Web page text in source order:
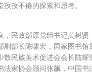
孜不倦的探索和思考。
，民政部原党组书记黄树
副部长陈啸宏，国家图书
数民族美术促进会会长陆
法家协会顾问张飙，中国